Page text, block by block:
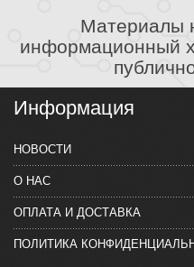
Материалы
информационный
Информация
НОВОСТИ
О НАС
ОПЛАТА И ДОСТАВКА
ПОЛИТИКА